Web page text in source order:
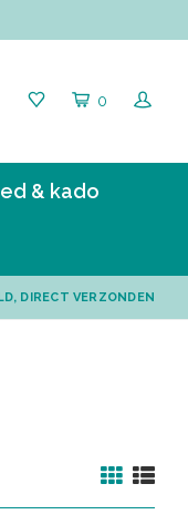
0
& kado
DIRECT VERZONDEN